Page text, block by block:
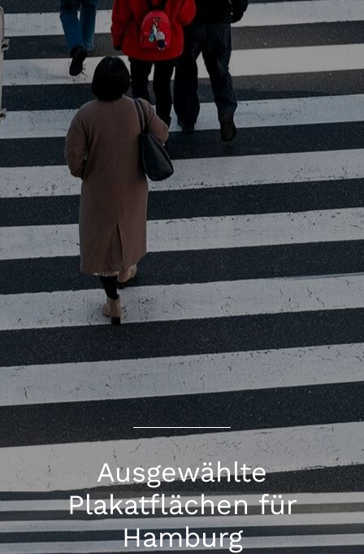
Ausgewählte
Plakatflächen für
Hamburg